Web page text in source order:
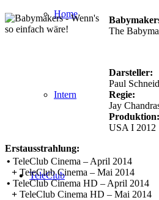
Home
Intern
TeleClub
The
Darsteller:
Paul
Regie:
Jay
Produktion:
USA I 2012
Erstausstrahlung:
• TeleClub Cinema – April 2014
+ TeleClub Cinema – Mai 2014
• TeleClub Cinema HD – April 2014
+ TeleClub Cinema HD – Mai 2014